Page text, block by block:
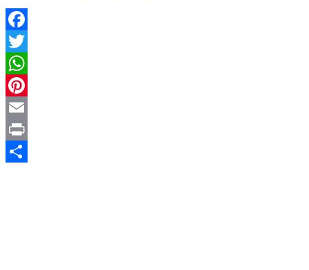
Facebook
Twitter
WhatsApp
Pinterest
Email
Print